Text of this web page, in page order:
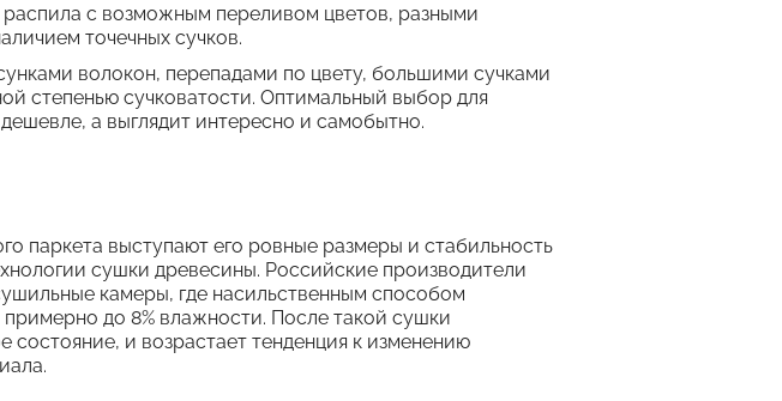
с возможным переливом цветов, разными
точечных сучков.
волокон, перепадами по цвету, большими сучками
степенью сучковатости. Оптимальный выбор для
а выглядит интересно и самобытно.
паркета выступают его ровные размеры и стабильность
сушки древесины. Российские производители
камеры, где насильственным способом
до 8% влажности. После такой сушки
состояние, и возрастает тенденция к изменению